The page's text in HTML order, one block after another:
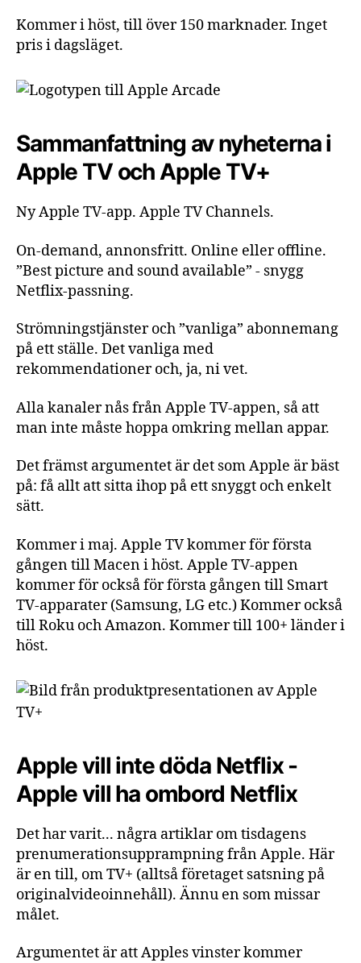
Kommer i höst, till över 150 marknader. Inget
pris i dagsläget.
Sammanfattning av nyheterna i
Apple TV och Apple TV+
Ny Apple TV-app. Apple TV Channels.
On-demand, annonsfritt. Online eller offline.
”Best picture and sound available” - snygg
Netflix-passning.
Strömningstjänster och ”vanliga” abonnemang
på ett ställe. Det vanliga med
rekommendationer och, ja, ni vet.
Alla kanaler nås från Apple TV-appen, så att
man inte måste hoppa omkring mellan appar.
Det främst argumentet är det som Apple är bäst
på: få allt att sitta ihop på ett snyggt och enkelt
sätt.
Kommer i maj. Apple TV kommer för första
gången till Macen i höst. Apple TV-appen
kommer för också för första gången till Smart
TV-apparater (Samsung, LG etc.) Kommer också
till Roku och Amazon. Kommer till 100+ länder i
höst.
Apple vill inte döda Netflix -
Apple vill ha ombord Netflix
Det har varit... några artiklar om tisdagens
prenumerationsupprampning från Apple. Här
är en till, om TV+ (alltså företaget satsning på
originalvideoinnehåll). Ännu en som missar
målet.
Argumentet är att Apples vinster kommer